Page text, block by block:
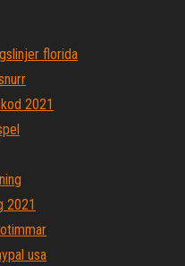
florida
2021
2021
usa